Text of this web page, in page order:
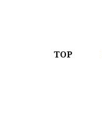
TOP